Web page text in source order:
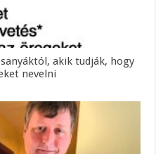
akik tudják, hogy
nevelni